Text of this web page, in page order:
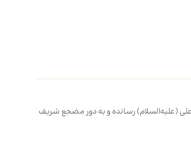
علی (علیه‌السلام) رسانده و به دور مضجع شریف